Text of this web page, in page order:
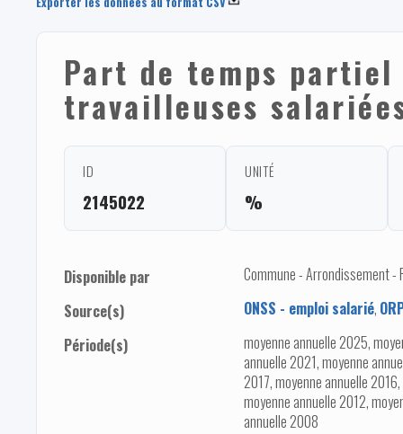
Part de temps partiel
travailleuses
ID
2145022
UNITÉ
%
Disponible par
Commune - Arrondissement -
Source(s)
ONSS - emploi salarié,
Période(s)
moyenne annuelle 2025,
annuelle 2021, moyenne
2017, moyenne annuelle
moyenne annuelle 2012,
annuelle 2008